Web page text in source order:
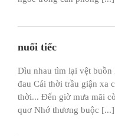
nuối tiếc
Dìu nhau tìm lại vệt
đau Cái thời trầu giận xa
thời... Đến giờ mưa mãi
quơ Nhớ thương buộc [...]